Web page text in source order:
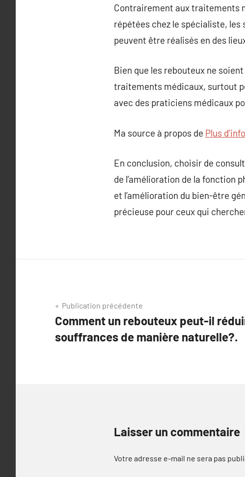
Contrairement aux traitements
répétées chez le spécialiste,
peuvent être réalisés en des
Bien que les rebouteux ne
traitements médicaux, surtout
avec des praticiens médicaux
Ma source à propos de Plus
En conclusion, choisir de
de l’amélioration de la fonction
et l’amélioration du bien-être
précieuse pour ceux qui
Navigation
de
l’article
Publication précédente
Comment un rebouteux peut-il
souffrances de manière naturelle?.
Laisser un commentaire
Votre adresse e-mail ne sera pas